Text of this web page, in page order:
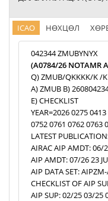
ICAO НӨХЦӨЛ
042344 ZMUBYNYX
(A0784/26 NOTAMR
Q) ZMUB/QKKKK/K /
A) ZMUB B)
E) CHECKLIST
YEAR=2026 0275
0752 0761 0762 0763
LATEST
AIRAC AIP AMDT: 06/
AIP AMDT: 07/26 23
AIP DATA SET:
CHECKLIST OF AIP
AIP SUP: 02/25 03/25